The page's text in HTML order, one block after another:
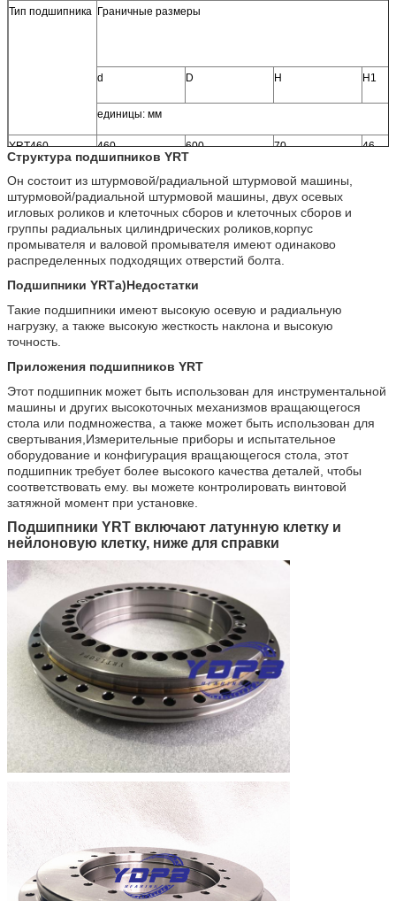
Тип подшипника Граничные размеры
d D H H1
единицы: мм
YRT460 460 600 70 46
Структура подшипников YRT
Он состоит из штурмовой/радиальной штурмовой машины,
штурмовой/радиальной штурмовой машины, двух осевых
игловых роликов и клеточных сборов и клеточных сборов и
группы радиальных цилиндрических роликов,корпус
промывателя и валовой промывателя имеют одинаково
распределенных подходящих отверстий болта.
Подшипники YRTа)Недостатки
Такие подшипники имеют высокую осевую и радиальную
нагрузку, а также высокую жесткость наклона и высокую
точность.
Приложения подшипников YRT
Этот подшипник может быть использован для инструментальной
машины и других высокоточных механизмов вращающегося
стола или подмножества, а также может быть использован для
свертывания,Измерительные приборы и испытательное
оборудование и конфигурация вращающегося стола, этот
подшипник требует более высокого качества деталей, чтобы
соответствовать ему. вы можете контролировать винтовой
затяжной момент при установке.
Подшипники YRT включают латунную клетку и
нейлоновую клетку, ниже для справки